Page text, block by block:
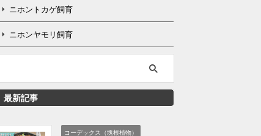
ニホントカゲ飼育
ニホンヤモリ飼育
最新記事
コーデックス（塊根植物）